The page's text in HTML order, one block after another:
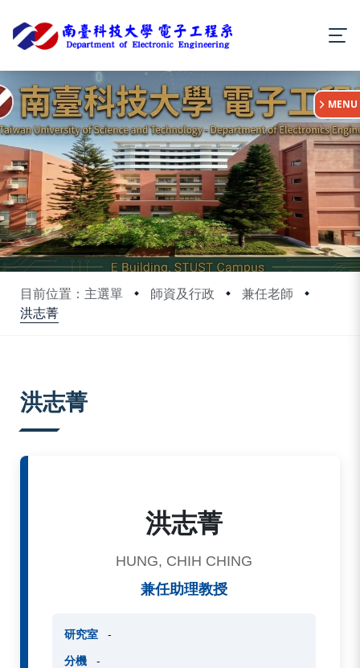
目前位置：主選單 師資及行政
兼任老師
洪志菁
:::
MENU
洪志菁
洪志菁
HUNG, CHIH CHING
兼任助理教授
研究室 -
分機 -